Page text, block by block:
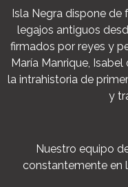
Isla Negra dispone
legajos antiguos
firmados por reyes y
María Manrique,
la intrahistoria de
y
Nuestro equipo
constantemente en